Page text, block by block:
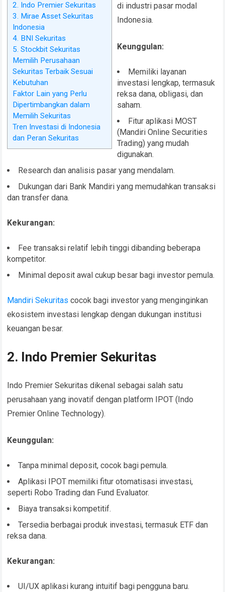
2. Indo Premier Sekuritas
3. Mirae Asset Sekuritas
Indonesia
4. BNI Sekuritas
5. Stockbit Sekuritas
Memilih Perusahaan
Sekuritas Terbaik Sesuai
Kebutuhan
Faktor Lain yang Perlu
Dipertimbangkan dalam
Memilih Sekuritas
Tren Investasi di Indonesia
dan Peran Sekuritas
di industri pasar modal
Indonesia.
Keunggulan:
Memiliki layanan
investasi lengkap, termasuk
reksa dana, obligasi, dan
saham.
Fitur aplikasi MOST
(Mandiri Online Securities
Trading) yang mudah
digunakan.
Research dan analisis pasar yang mendalam.
Dukungan dari Bank Mandiri yang memudahkan transaksi
dan transfer dana.
Kekurangan:
Fee transaksi relatif lebih tinggi dibanding beberapa
kompetitor.
Minimal deposit awal cukup besar bagi investor pemula.
Mandiri Sekuritas cocok bagi investor yang menginginkan
ekosistem investasi lengkap dengan dukungan institusi
keuangan besar.
2. Indo Premier Sekuritas
Indo Premier Sekuritas dikenal sebagai salah satu
perusahaan yang inovatif dengan platform IPOT (Indo
Premier Online Technology).
Keunggulan:
Tanpa minimal deposit, cocok bagi pemula.
Aplikasi IPOT memiliki fitur otomatisasi investasi,
seperti Robo Trading dan Fund Evaluator.
Biaya transaksi kompetitif.
Tersedia berbagai produk investasi, termasuk ETF dan
reksa dana.
Kekurangan:
UI/UX aplikasi kurang intuitif bagi pengguna baru.